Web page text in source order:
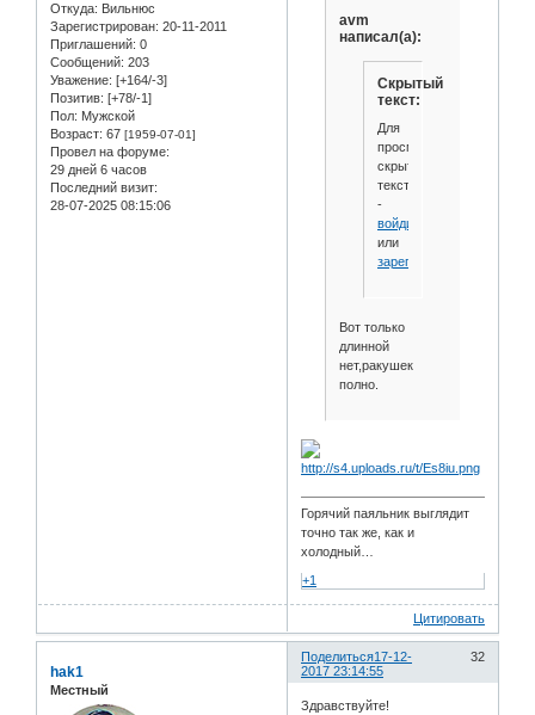
Откуда: Вильнюс
Зарегистрирован: 20-11-2011
Приглашений: 0
Сообщений: 203
Уважение: [+164/-3]
Позитив: [+78/-1]
Пол: Мужской
Возраст: 67 [1959-07-01]
Провел на форуме:
29 дней 6 часов
Последний визит:
28-07-2025 08:15:06
avm
написал(а):
Скрытый
текст:
Для
просмотра
скрытого
текста
-
войдите
или
зарегистрируйтесь
Вот только
длинной
нет,ракушек
полно.
Горячий паяльник выглядит
точно так же, как и
холодный…
+1
Цитировать
Поделиться 32
17-12-
2017 23:14:55
hak1
Местный
Здравствуйте!